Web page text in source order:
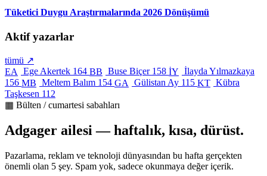
Tüketici Duygu Araştırmalarında 2026 Dönüşümü
Aktif yazarlar
tümü ↗
EA
Ege Akertek 164 BB Buse Biçer 158 İY İlayda Yılmazkaya
156 MB Meltem Balım 154 GA Gülistan Ay 115 KT Kübra
Taşkesen 112
▦ Bülten / cumartesi sabahları
Adgager ailesi — haftalık, kısa, dürüst.
Pazarlama, reklam ve teknoloji dünyasından bu hafta gerçekten
önemli olan 5 şey. Spam yok, sadece okunmaya değer içerik.